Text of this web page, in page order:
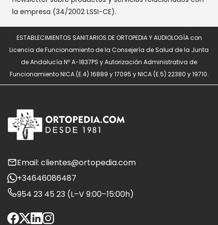
la empresa (34/2002 LSSI-CE).
ESTABLECIMIENTOS SANITARIOS DE ORTOPEDIA Y AUDIOLOGÍA con
Licencia de Funcionamiento de la Consejería de Salud de la Junta
de Andalucía Nº A-1837PS y Autorización Administrativa de
Funcionamiento NICA (E.4) 16889 y 17095 y NICA (E.5) 22380 y 19710.
Email: clientes@ortopedia.com
+34646086487
954 23 45 23 (L–V 9:00–15:00h)